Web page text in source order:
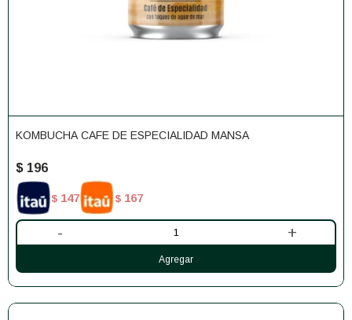
KOMBUCHA CAFE DE ESPECIALIDAD MANSA
$ 196
$ 147 $ 167
- +